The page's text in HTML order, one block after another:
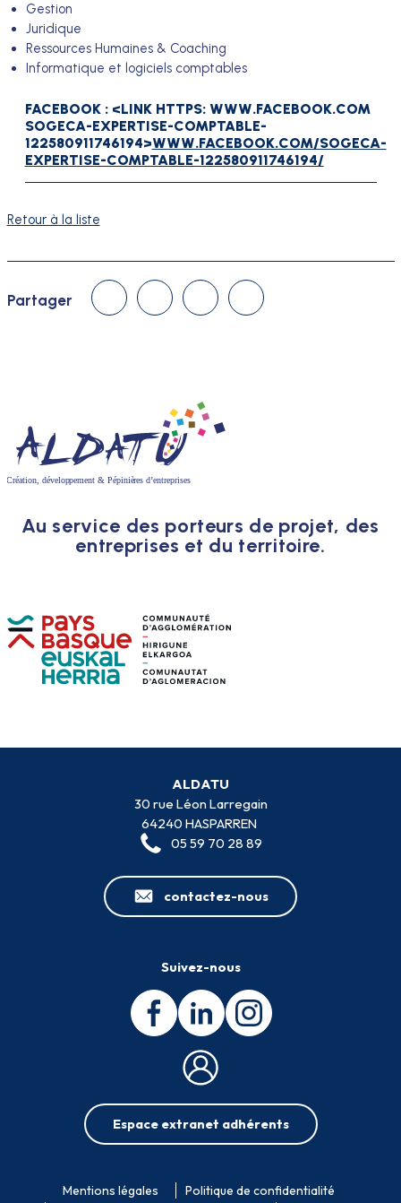
Gestion
Juridique
Ressources Humaines & Coaching
Informatique et logiciels comptables
FACEBOOK : <LINK HTTPS: WWW.FACEBOOK.COM
SOGECA-EXPERTISE-COMPTABLE-
122580911746194>WWW.FACEBOOK.COM/SOGECA-
EXPERTISE-COMPTABLE-122580911746194/
Retour à la liste
Partager
Linked InFacebookTwitter Courriel
Au service des porteurs de projet, des
entreprises et du territoire.
ALDATU
30 rue Léon Larregain
64240 HASPARREN
05 59 70 28 89
contactez-nous
Suivez-nous
Espace extranet adhérents
Mentions légales
Politique de confidentialité